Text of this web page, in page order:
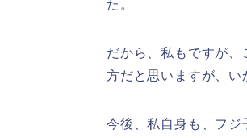
た。
だから、私もですが
方だと思いますが、い
今後、私自身も、フ